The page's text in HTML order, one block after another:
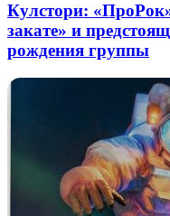
Кулстори:
закате» и
рождения группы